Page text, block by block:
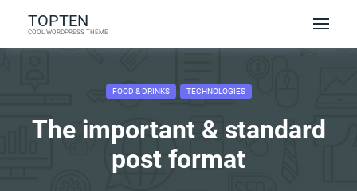
content
TOPTEN
COOL WORDPRESS THEME
FOOD & DRINKS TECHNOLOGIES
The important & standard
post format